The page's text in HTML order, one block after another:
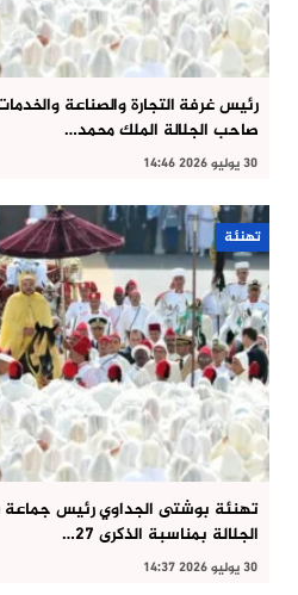
رئيس غرفة التجارة والصناعة
صاحب الجلالة الملك محمد…
30 يوليو 2026 14:46
تهنئة
تهنئة بوشتى الجداوي رئيس
الجلالة بمناسبة الذكرى 27…
30 يوليو 2026 14:37